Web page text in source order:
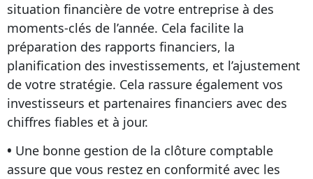
situation financière de votre entreprise à des
moments-clés de l’année. Cela facilite la
préparation des rapports financiers, la
planification des investissements, et l’ajustement
de votre stratégie. Cela rassure également vos
investisseurs et partenaires financiers avec des
chiffres fiables et à jour.
• Une bonne gestion de la clôture comptable
assure que vous restez en conformité avec les